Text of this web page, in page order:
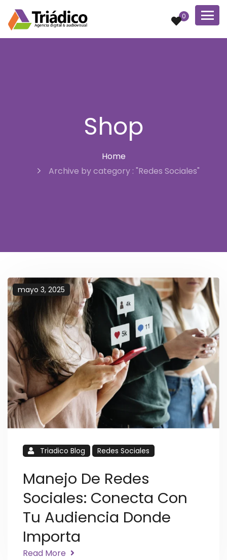
0
Shop
Home
Archive by category : "Redes Sociales"
mayo 3, 2025
Triadico Blog Redes Sociales
Manejo De Redes
Sociales: Conecta Con
Tu Audiencia Donde
Importa
Read More